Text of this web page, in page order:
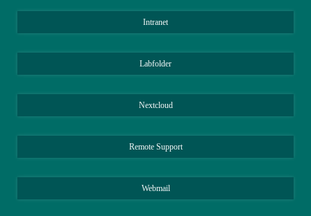
Intranet
Labfolder
Nextcloud
Remote Support
Webmail